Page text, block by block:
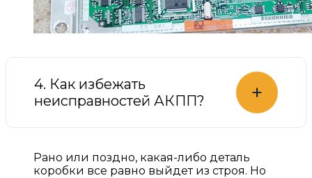
4. Как избежать
неисправностей АКПП?
+
Рано или поздно, какая-либо деталь
коробки все равно выйдет из строя. Но